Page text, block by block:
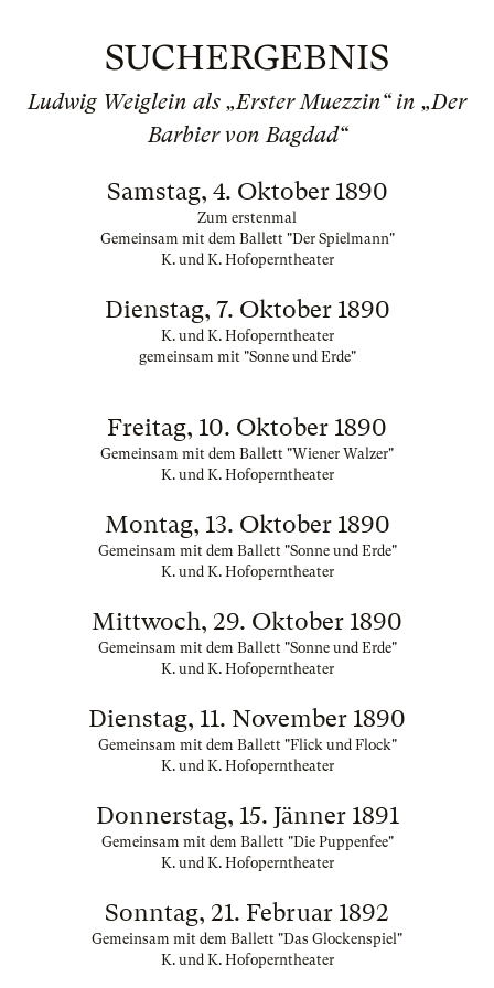
SUCHERGEBNIS
Ludwig Weiglein als „Erster Muezzin“ in „Der
Barbier von Bagdad“
Samstag, 4. Oktober 1890
Zum erstenmal
Gemeinsam mit dem Ballett "Der Spielmann"
K. und K. Hofoperntheater
Dienstag, 7. Oktober 1890
K. und K. Hofoperntheater
gemeinsam mit "Sonne und Erde"
Freitag, 10. Oktober 1890
Gemeinsam mit dem Ballett "Wiener Walzer"
K. und K. Hofoperntheater
Montag, 13. Oktober 1890
Gemeinsam mit dem Ballett "Sonne und Erde"
K. und K. Hofoperntheater
Mittwoch, 29. Oktober 1890
Gemeinsam mit dem Ballett "Sonne und Erde"
K. und K. Hofoperntheater
Dienstag, 11. November 1890
Gemeinsam mit dem Ballett "Flick und Flock"
K. und K. Hofoperntheater
Donnerstag, 15. Jänner 1891
Gemeinsam mit dem Ballett "Die Puppenfee"
K. und K. Hofoperntheater
Sonntag, 21. Februar 1892
Gemeinsam mit dem Ballett "Das Glockenspiel"
K. und K. Hofoperntheater